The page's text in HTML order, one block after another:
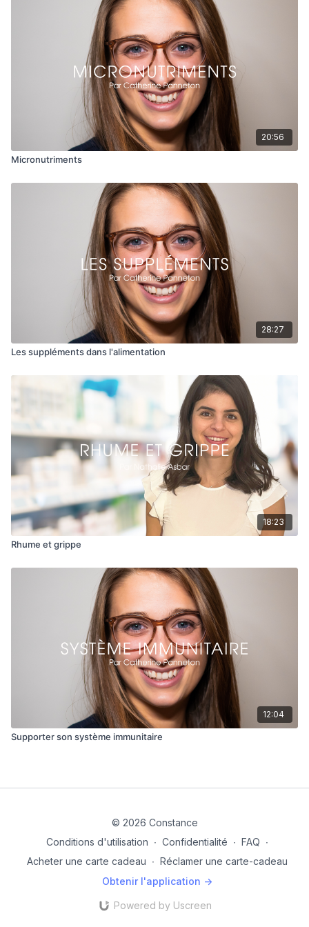
du cas par cas. Une consultation avec un expert tel un
nutritionniste ou autres spécialistes peut parfois être requise.
N'hésitez pas à me laisser vos commentaires et à me partager
vos idées pour d'autres capsules.
Merci de votre écoute! ☺️
20:56
Micronutriments
28:27
Les suppléments dans l'alimentation
18:23
Rhume et grippe
12:04
Supporter son système immunitaire
© 2026 Constance
Conditions d'utilisation ∙ Confidentialité ∙ FAQ ∙
Acheter une carte cadeau ∙ Réclamer une carte-cadeau
Obtenir l'application ->
Powered by Uscreen